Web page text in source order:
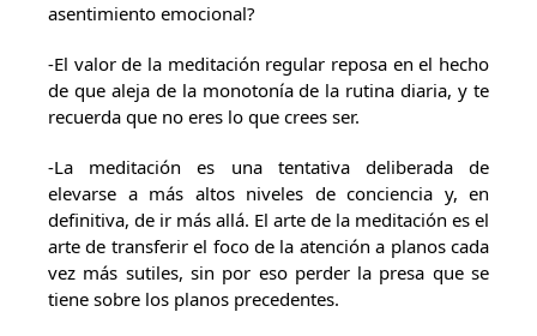
asentimiento emocional?
-El valor de la meditación regular reposa en el hecho
de que aleja de la monotonía de la rutina diaria, y te
recuerda que no eres lo que crees ser.
-La meditación es una tentativa deliberada de
elevarse a más altos niveles de conciencia y, en
definitiva, de ir más allá. El arte de la meditación es el
arte de transferir el foco de la atención a planos cada
vez más sutiles, sin por eso perder la presa que se
tiene sobre los planos precedentes.